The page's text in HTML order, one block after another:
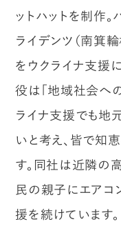
ットハットを制作
ライデンツ（南箕
をウクライナ支援
役は「地域社会へ
ライナ支援でも地
いと考え、皆で知
す。同社は近隣の
民の親子にエアコ
援を続けています。